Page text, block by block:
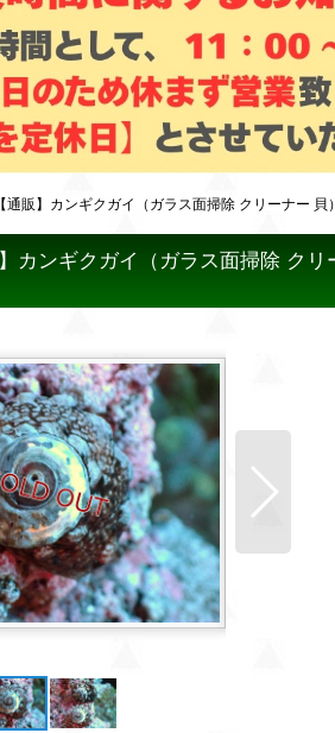
販】カンギクガイ（ガラス面掃除 クリーナー
カンギクガイ（ガラス面掃除 ク